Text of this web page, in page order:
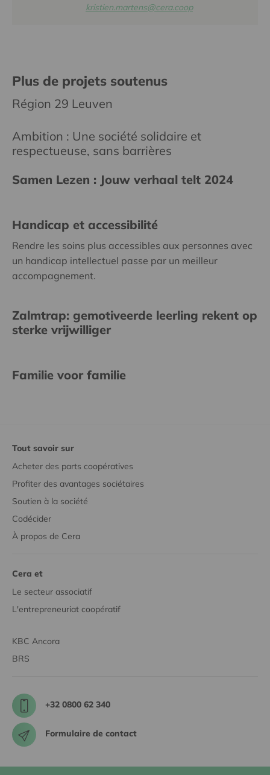
kristien.martens@cera.coop
Plus de projets soutenus
Région 29 Leuven
Ambition : Une société solidaire et
respectueuse, sans barrières
Samen Lezen : Jouw verhaal telt 2024
Handicap et accessibilité
Rendre les soins plus accessibles aux personnes avec
un handicap intellectuel passe par un meilleur
accompagnement.
Zalmtrap: gemotiveerde leerling rekent op
sterke vrijwilliger
Familie voor familie
Tout savoir sur
Acheter des parts coopératives
Profiter des avantages sociétaires
Soutien à la société
Codécider
À propos de Cera
Cera et
Le secteur associatif
L'entrepreneuriat coopératif
KBC Ancora
BRS
+32 0800 62 340
Formulaire de contact